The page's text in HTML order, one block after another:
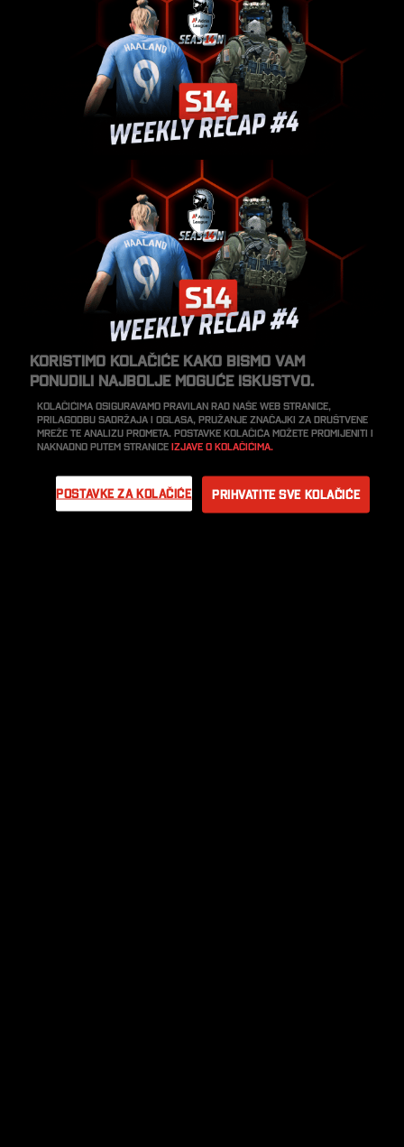
Koristimo kolačiće kako bismo vam
ponudili najbolje moguće iskustvo.
Kolačićima osiguravamo pravilan rad naše web stranice,
prilagodbu sadržaja i oglasa, pružanje značajki za društvene
mreže te analizu prometa. Postavke kolačića možete promijeniti i
naknadno putem straniceIzjave o kolačićima.
Postavke za kolačiće Prihvatite sve kolačiće